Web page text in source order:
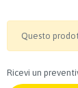
Questo
Ricevi un